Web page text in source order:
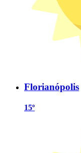
Florianópolis
15º